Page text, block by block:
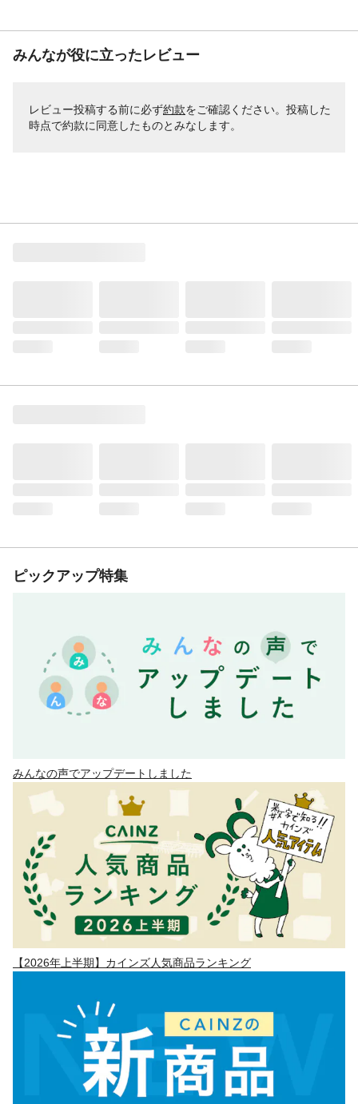
みんなが役に立ったレビュー
レビュー投稿する前に必ず約款をご確認ください。投稿した
時点で約款に同意したものとみなします。
ピックアップ特集
みんなの声でアップデートしました
【2026年上半期】カインズ人気商品ランキング